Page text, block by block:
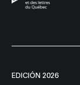
EDICIÓN 2026